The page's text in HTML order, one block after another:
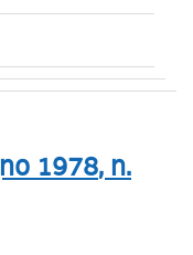
1978, n.